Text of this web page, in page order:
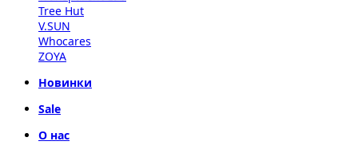
Tree Hut
V.SUN
Whocares
ZOYA
Новинки
Sale
О нас